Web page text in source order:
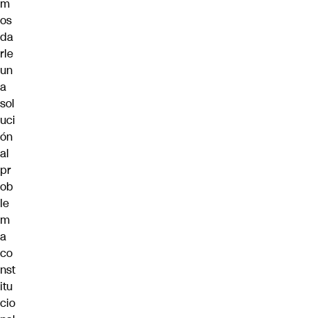
m
os
da
rle
un
a
sol
uci
ón
al
pr
ob
le
m
a
co
nst
itu
cio